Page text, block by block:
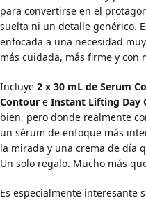
para convertirse en el
suelta ni un detalle genérico.
enfocada a una necesidad
más cuidada, más firme y con
Incluye 2 x 30 mL de Serum
Contoure Instant Lifting Day
bien, pero donde realmente
un sérum de enfoque más
la mirada y una crema de día
Un solo regalo. Mucho más
Es especialmente interesante